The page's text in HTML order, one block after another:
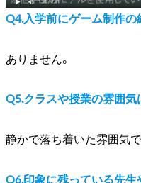
Q4.入学前にゲーム制作の
ありません。
Q5.クラスや授業の雰囲気
静かで落ち着いた雰囲気で
Q6.印象に残っている先